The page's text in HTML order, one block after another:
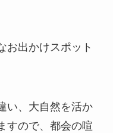
お出かけスポット
い、大自然を活か
すので、都会の喧